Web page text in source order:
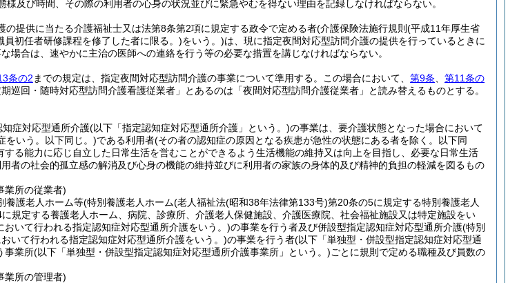
及び時間、その際の利用者の心身の状況並びに緊急やむを得ない理由を記録しなければならない。
の提供に当たる介護福祉士又は法第8条第2項に規定する政令で定める者(介護保険法施行規則 (平成11年厚生省
初任者研修課程を修了した者に限る。)をいう。)は、現に指定夜間対応型訪問介護の提供を行っているときに
場合は、速やかに主治の医師への連絡を行う等の必要な措置を講じなければならない。
条の2 までの規定は、指定夜間対応型訪問介護の事業について準用する。 この場合において、 第9条
第11条の
巡回・随時対応型訪問介護看護従業者」とあるのは「夜間対応型訪問介護従業者」と読み替えるものとする。
症対応型通所介護(以下「指定認知症対応型通所介護」という。)の事業は、要介護状態となった場合において
をいう。以下同じ。)である利用者(その者の認知症の原因となる疾患が急性の状態にある者を除く。以下同
る能力に応じ自立した日常生活を営むことができるよう生活機能の維持又は向上を目指し、必要な日常生活
者の社会的孤立感の解消及び心身の機能の維持並びに利用者の家族の身体的及び精神的負担の軽減を図るもの
業所の従業者)
養護老人ホーム等(特別養護老人ホーム(老人福祉法(昭和38年法律第133号)第20条の5に規定する特別養護老人
に規定する養護老人ホーム、病院、診療所、介護老人保健施設、介護医療院、社会福祉施設又は特定施設をい
おいて行われる指定認知症対応型通所介護をいう。)の事業を行う者及び併設型指定認知症対応型通所介護(特別
いて行われる指定認知症対応型通所介護をいう。)の事業を行う者(以下「単独型・併設型指定認知症対応型通
事業所(以下「単独型・併設型指定認知症対応型通所介護事業所」という。)ごとに規則で定める職種及び員数の
業所の管理者)